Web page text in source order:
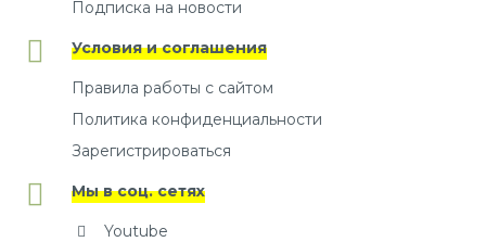
Подписка на новости
Условия и соглашения
Правила работы с сайтом
Политика конфиденциальности
Зарегистрироваться
Мы в соц. сетях
Youtube